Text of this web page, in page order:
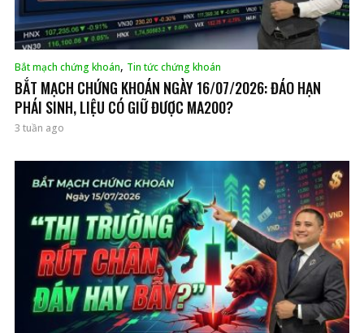
Bắt mạch chứng khoán, Tin tức chứng khoán
BẮT MẠCH CHỨNG KHOÁN NGÀY 16/07/2026: ĐÁO HẠN
PHÁI SINH, LIỆU CÓ GIỮ ĐƯỢC MA200?
3 tuần ago